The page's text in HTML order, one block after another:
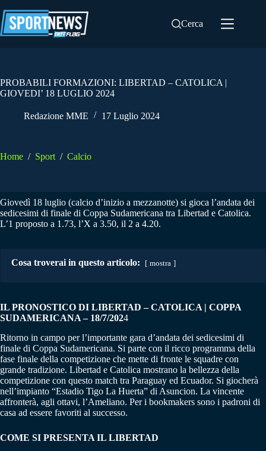
al
contenuto
Cerca
PROBABILI FORMAZIONI: LIBERTAD – CATOLICA |
GIOVEDI’ 18 LUGLIO 2024
Redazione MME 17 Luglio 2024
Home / Sport / Calcio
Giovedì 18 luglio (calcio d’inizio a mezzanotte) si gioca l’andata dei
sedicesimi di finale di Coppa Sudamericana tra Libertad e Catolica.
L’1 proposto a 1.73, l’X a 3.50, il 2 a 4.20.
Cosa troverai in questo articolo: mostra
IL PRONOSTICO DI LIBERTAD – CATOLICA | COPPA
SUDAMERICANA – 18/7/2024
Ritorno in campo per l’importante gara d’andata dei sedicesimi di
finale di Coppa Sudamericana. Si parte con il ricco programma della
fase finale della competizione che mette di fronte le squadre con
grande tradizione. Libertad e Catolica mostrano la bellezza della
competizione con questo match tra Paraguay ed Ecuador. Si giocherà
nell’impianto “Estadio Tigo La Huerta” di Asuncion. La vincente
affronterà, agli ottavi, l’Ameliano. Per i bookmakers sono i padroni di
casa ad essere favoriti al successo.
COME SI PRESENTA IL LIBERTAD